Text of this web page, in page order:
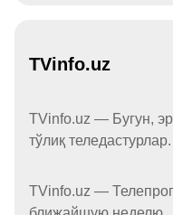
TVinfo.uz
TVinfo.uz — Бугун,
тўлиқ теледастурлар.
TVinfo.uz —